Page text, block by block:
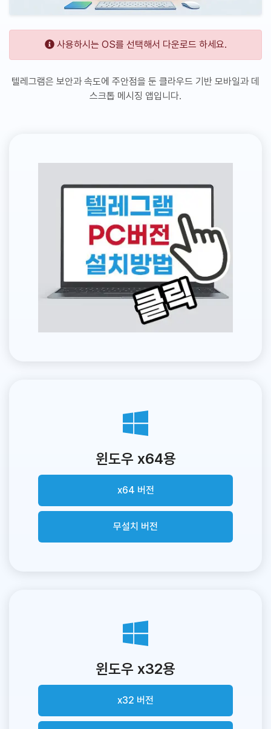
사용하시는 OS를 선택해서 다운로드 하세요.
텔레그램은 보안과 속도에 주안점을 둔 클라우드 기반 모바일과 데
스크톱 메시징 앱입니다.
윈도우 x64용
x64 버전
무설치 버전
윈도우 x32용
x32 버전